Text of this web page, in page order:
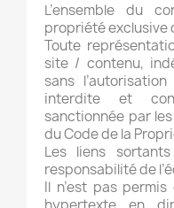
L’ensemble du
propriété exclusive
Toute
site / contenu,
sans
interdite et
sanctionnée par
du Code de la
Les liens
responsabilité de
Il n’est pas